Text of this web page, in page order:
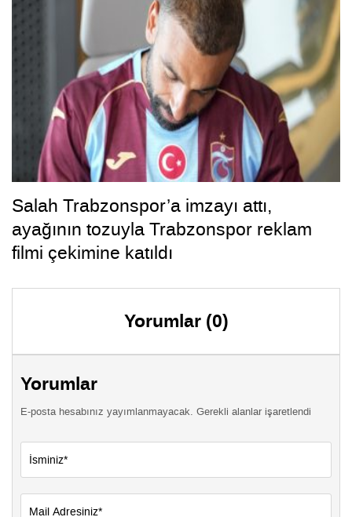
Salah Trabzonspor’a imzayı attı,
ayağının tozuyla Trabzonspor reklam
filmi çekimine katıldı
Yorumlar (0)
Yorumlar
E-posta hesabınız yayımlanmayacak. Gerekli alanlar işaretlendi